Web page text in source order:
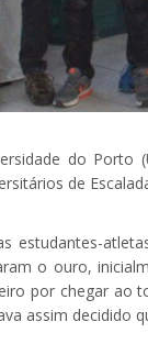
do
de
estudantes-
o ouro,
por chegar ao
assim decidido